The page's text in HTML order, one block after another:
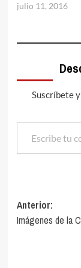
julio 11, 2016
Suscríbete
Escribe tu correo electrónico…
de
Anterior:
Imágenes de la